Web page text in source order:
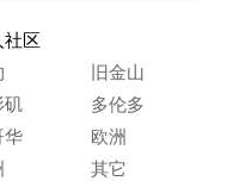
社区
旧金山
矶
多伦多
华
欧洲
其它